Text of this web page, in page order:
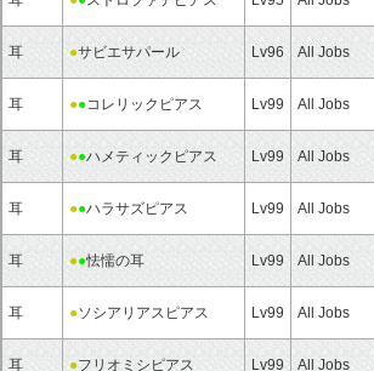
耳 ●サビエサパール Lv96 All Jobs
耳 ●●コレリックピアス Lv99 All Jobs
耳 ●●ハメティックピアス Lv99 All Jobs
耳 ●●ハラサズピアス Lv99 All Jobs
耳 ●●怯懦の耳 Lv99 All Jobs
耳 ●ソシアリアスピアス Lv99 All Jobs
耳 ●フリオミシピアス Lv99 All Jobs